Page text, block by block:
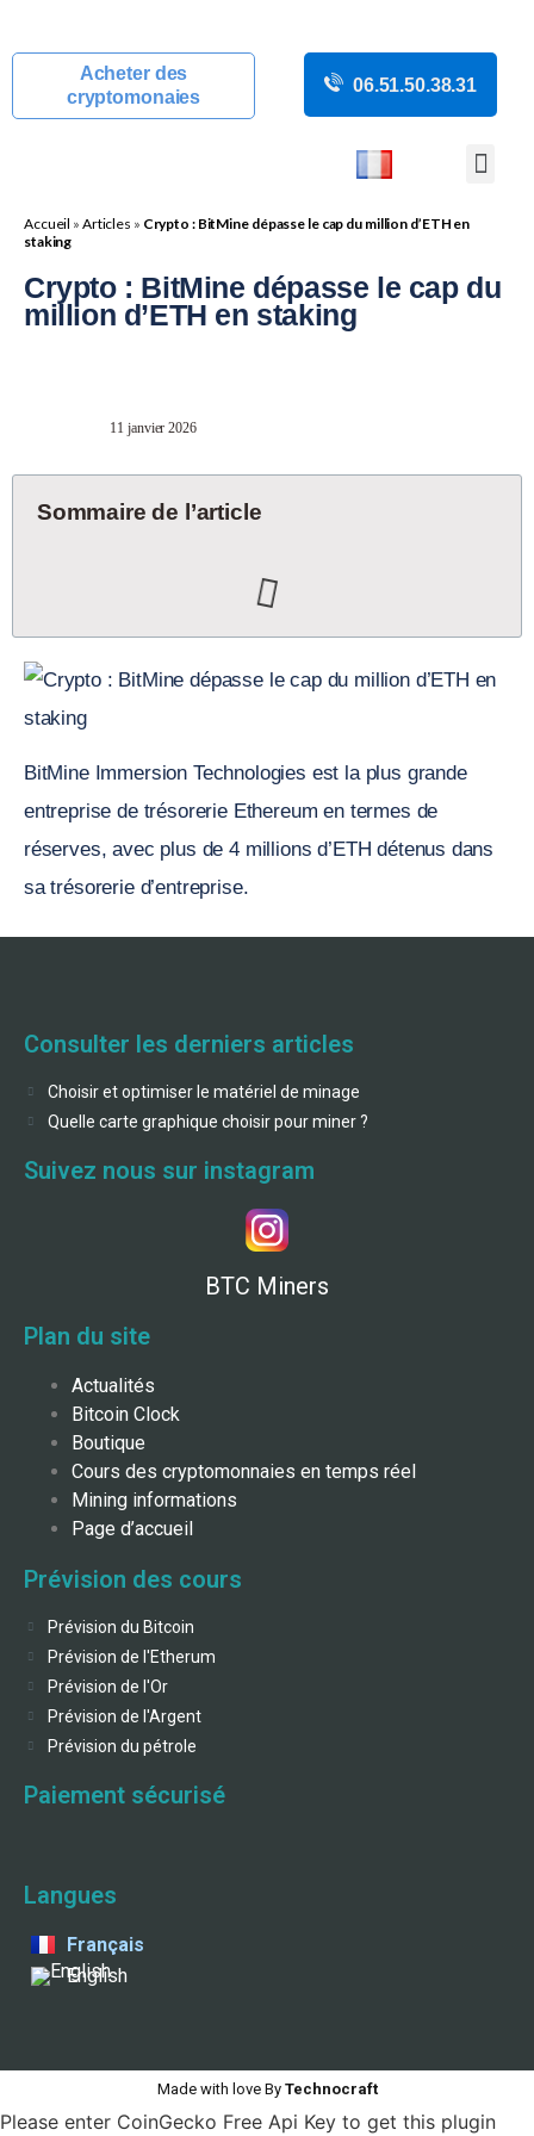
Acheter des
cryptomonaies
06.51.50.38.31
Accueil » Articles » Crypto : BitMine dépasse le cap du million d’ETH en
staking
Crypto : BitMine dépasse le cap du
million d’ETH en staking
11 janvier 2026
Sommaire de l’article
BitMine Immersion Technologies est la plus grande
entreprise de trésorerie Ethereum en termes de
réserves, avec plus de 4 millions d’ETH détenus dans
sa trésorerie d’entreprise.
Consulter les derniers articles
Choisir et optimiser le matériel de minage
Quelle carte graphique choisir pour miner ?
Suivez nous sur instagram
BTC Miners
Plan du site
Actualités
Bitcoin Clock
Boutique
Cours des cryptomonnaies en temps réel
Mining informations
Page d’accueil
Prévision des cours
Prévision du Bitcoin
Prévision de l'Etherum
Prévision de l'Or
Prévision de l'Argent
Prévision du pétrole
Paiement sécurisé
Langues
Français
English
Made with love ByTechnocraft
Please enter CoinGecko Free Api Key to get this plugin